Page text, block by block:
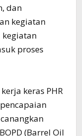
dan
kegiatan
kegiatan
proses
keras PHR
(Barrel Oil